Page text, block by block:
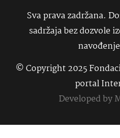
Sva prava zadržana.
sadržaja bez dozvole
© Copyright 2025
portal
Developed by